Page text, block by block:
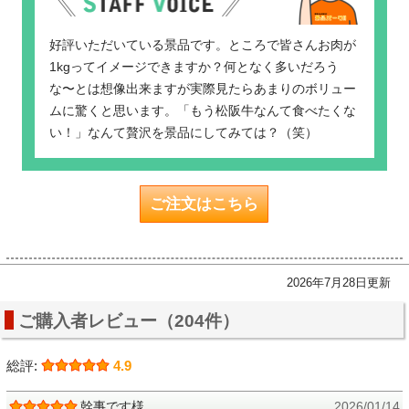
好評いただいている景品です。ところで皆さんお肉が
1kgってイメージできますか？何となく多いだろう
な〜とは想像出来ますが実際見たらあまりのボリュー
ムに驚くと思います。「もう松阪牛なんて食べたくな
い！」なんて贅沢を景品にしてみては？（笑）
ご注文はこちら
2026年7月28日更新
ご購入者レビュー（204件）
総評: 4.9